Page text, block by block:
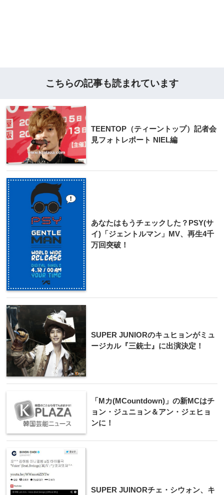
こちらの記事も読まれています
TEENTOP（ティーントップ）記者会
見フォトレポート NIEL編
あなたはもうチェックした？PSY(サ
イ)「ジェントルマン」MV、再生4千
万回突破！
SUPE​R JUNIORのキュ​ヒョンがミュ
ージカル​『三銃士』に出演決定​！
「Mカ(MCountdown)」の新MCはチ
ョン・ジュニョン＆アン・ジェヒョ
ンに！
SUPER JUINORチェ・シウォン、キ